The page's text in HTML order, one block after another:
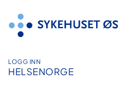
innhold
LOGG INN
HELSENORGE